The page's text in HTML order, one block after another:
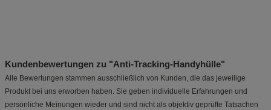
Kundenbewertungen zu "Anti-Tracking-Handyhülle"
Alle Bewertungen stammen ausschließlich von Kunden, die das jeweilige
Produkt bei uns erworben haben. Sie geben individuelle Erfahrungen und
persönliche Meinungen wieder und sind nicht als objektiv geprüfte Tatsachen